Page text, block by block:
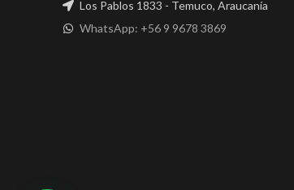
Los Pablos 1833 - Temuco, Araucanía
WhatsApp: +56 9 9678 3869